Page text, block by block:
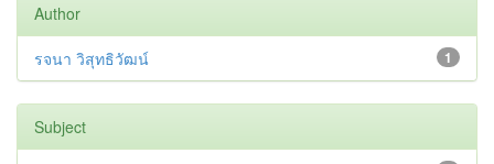
Author
1
รจนา วิสุทธิวัฒน์
Subject